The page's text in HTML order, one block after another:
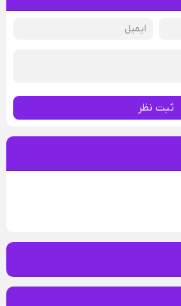
ثبت نظر